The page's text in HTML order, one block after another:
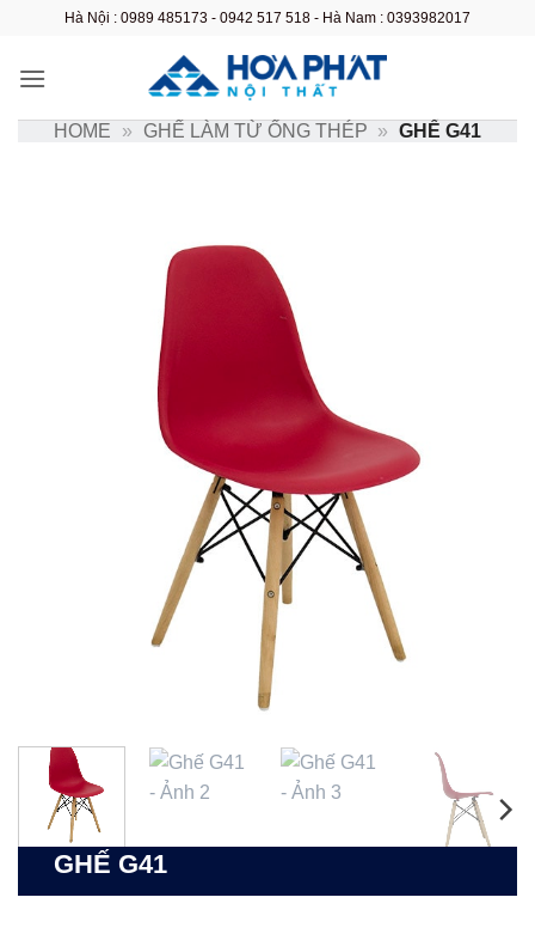
nội
Hà Nội : 0989 485173 - 0942 517 518 - Hà Nam : 0393982017
HOME » GHẾ LÀM TỪ ỐNG THÉP » GHẾ G41
GHẾ G41